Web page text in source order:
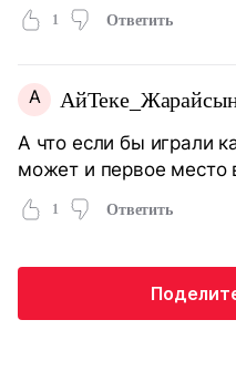
1 Ответить
А
А что если бы играли
может и первое место
1 Ответить